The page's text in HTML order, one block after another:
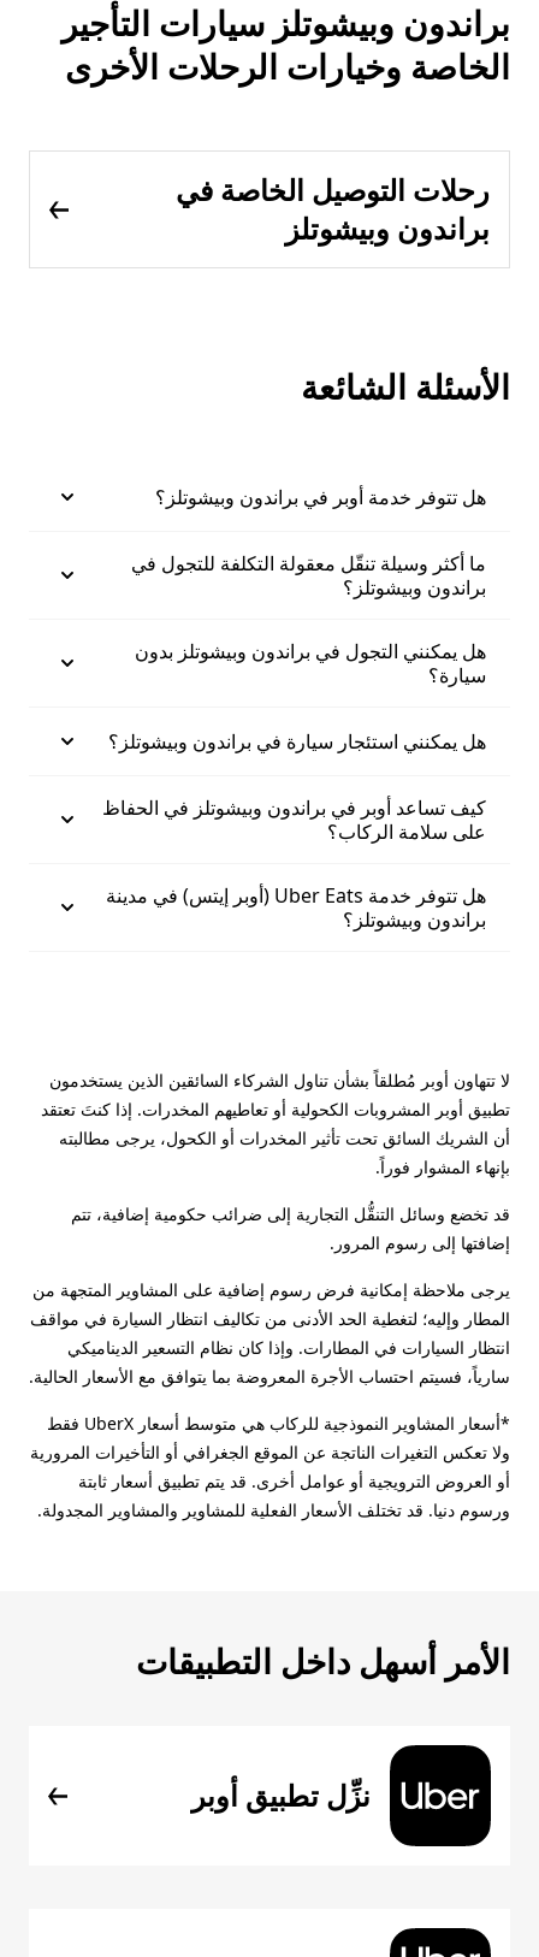
براندون وبيشوتلز سيارات التأجير
الخاصة وخيارات الرحلات الأخرى
رحلات التوصيل الخاصة في
براندون وبيشوتلز
الأسئلة الشائعة
هل تتوفر خدمة أوبر في براندون وبيشوتلز؟
ما أكثر وسيلة تنقّل معقولة التكلفة للتجول في
براندون وبيشوتلز؟
هل يمكنني التجول في براندون وبيشوتلز بدون
سيارة؟
هل يمكنني استئجار سيارة في براندون وبيشوتلز؟
كيف تساعد أوبر في براندون وبيشوتلز في الحفاظ
على سلامة الركاب؟
هل تتوفر خدمة Uber Eats (أوبر إيتس) في مدينة
براندون وبيشوتلز؟
لا تتهاون أوبر مُطلقاً بشأن تناول الشركاء السائقين الذين يستخدمون
تطبيق أوبر المشروبات الكحولية أو تعاطيهم المخدرات. إذا كنتَ تعتقد
أن الشريك السائق تحت تأثير المخدرات أو الكحول، يرجى مطالبته
بإنهاء المشوار فوراً.
قد تخضع وسائل التنقُّل التجارية إلى ضرائب حكومية إضافية، تتم
إضافتها إلى رسوم المرور.
يرجى ملاحظة إمكانية فرض رسوم إضافية على المشاوير المتجهة من
المطار وإليه؛ لتغطية الحد الأدنى من تكاليف انتظار السيارة في مواقف
انتظار السيارات في المطارات. وإذا كان نظام التسعير الديناميكي
سارياً، فسيتم احتساب الأجرة المعروضة بما يتوافق مع الأسعار الحالية.
*أسعار المشاوير النموذجية للركاب هي متوسط أسعار UberX فقط
ولا تعكس التغيرات الناتجة عن الموقع الجغرافي أو التأخيرات المرورية
أو العروض الترويجية أو عوامل أخرى. قد يتم تطبيق أسعار ثابتة
ورسوم دنيا. قد تختلف الأسعار الفعلية للمشاوير والمشاوير المجدولة.
الأمر أسهل داخل التطبيقات
نزِّل تطبيق أوبر